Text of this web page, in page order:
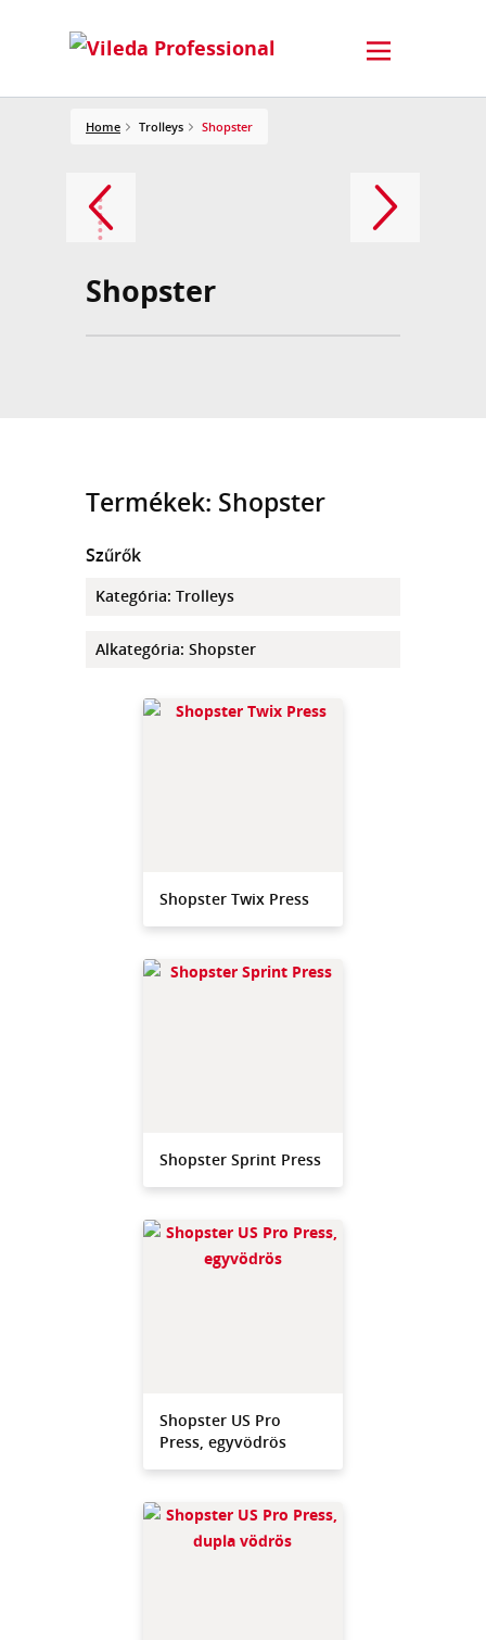
Home Trolleys Shopster
Shopster
Termékek: Shopster
Szűrők
Kategória: Trolleys
Alkategória: Shopster
Shopster Twix Press
Shopster Sprint Press
Shopster US Pro
Press, egyvödrös